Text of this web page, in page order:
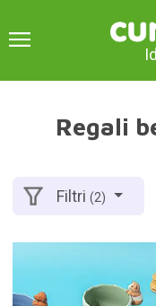
Regali
Filtri(2)